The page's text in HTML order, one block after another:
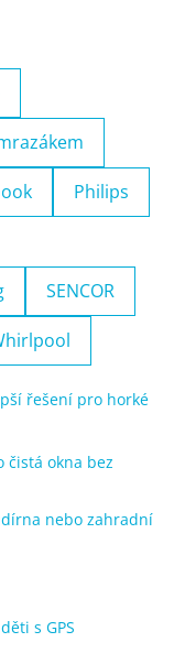
Philips
SENCOR
řešení pro horké
čistá okna bez
nebo zahradní
s GPS